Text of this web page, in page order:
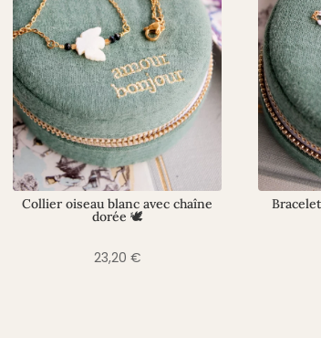
Collier oiseau blanc avec chaîne
dorée 🕊️
23,20 €